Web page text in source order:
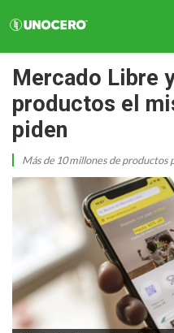
Mercado Libre
productos el
piden
Más de 10 millones de productos